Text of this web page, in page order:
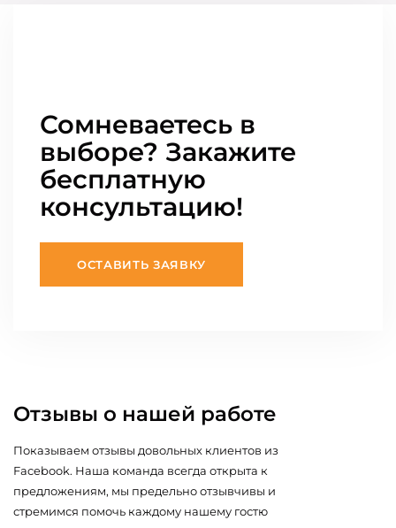
Сомневаетесь в
выборе? Закажите
бесплатную
консультацию!
ОСТАВИТЬ ЗАЯВКУ
Отзывы о нашей работе
Показываем отзывы довольных клиентов из
Facebook. Наша команда всегда открыта к
предложениям, мы предельно отзывчивы и
стремимся помочь каждому нашему гостю